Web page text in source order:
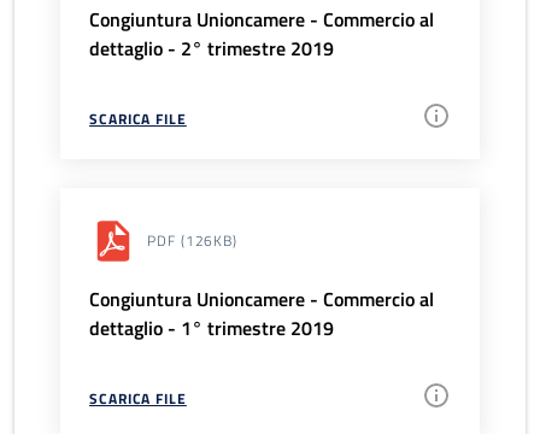
Congiuntura Unioncamere - Commercio al
dettaglio - 2° trimestre 2019
SCARICA FILE
PDF (126KB)
Congiuntura Unioncamere - Commercio al
dettaglio - 1° trimestre 2019
SCARICA FILE